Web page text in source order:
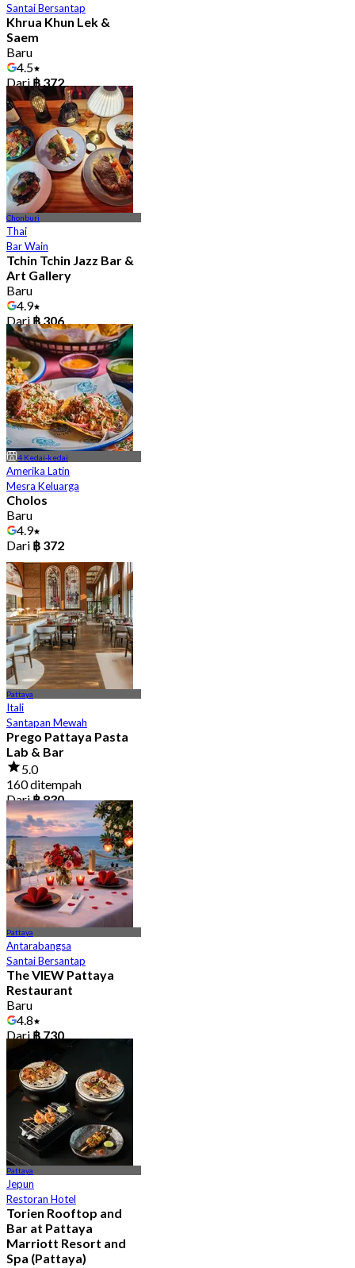
Santai Bersantap
Khrua Khun Lek &
Saem
Baru
4.5
Dari ฿ 372
Chonburi
Thai
Bar Wain
Tchin Tchin Jazz Bar &
Art Gallery
Baru
4.9
Dari ฿ 306
4 Kedai-kedai
Amerika Latin
Mesra Keluarga
Cholos
Baru
4.9
Dari ฿ 372
Pattaya
Itali
Santapan Mewah
Prego Pattaya Pasta
Lab & Bar
5.0
160 ditempah
Dari฿ 830
Pattaya
Antarabangsa
Santai Bersantap
The VIEW Pattaya
Restaurant
Baru
4.8
Dari ฿ 730
Pattaya
Jepun
Restoran Hotel
Torien Rooftop and
Bar at Pattaya
Marriott Resort and
Spa (Pattaya)